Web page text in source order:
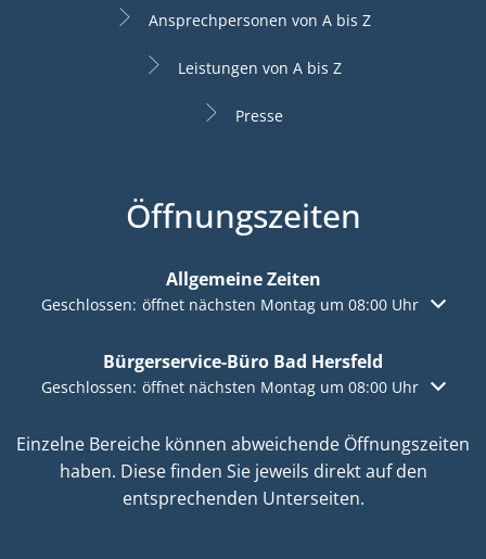
Ansprechpersonen von A bis Z
Leistungen von A bis Z
Presse
Öffnungszeiten
Allgemeine Zeiten
Klicken, um weitere Öffnungs- oder Schließzeiten
Geschlossen: öffnet nächsten Montag um 08:00 Uhr
Bürgerservice-Büro Bad Hersfeld
Klicken, um weitere Öffnungs- oder Schließzeiten
Geschlossen: öffnet nächsten Montag um 08:00 Uhr
Einzelne Bereiche können abweichende Öffnungszeiten
haben. Diese finden Sie jeweils direkt auf den
entsprechenden Unterseiten.